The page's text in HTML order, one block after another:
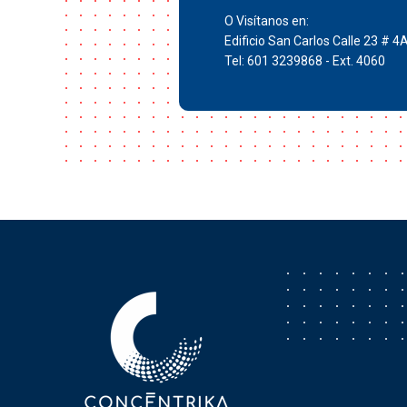
O Visítanos en:
Edificio San Carlos Calle 23 #
Tel: 601 3239868 - Ext. 4060